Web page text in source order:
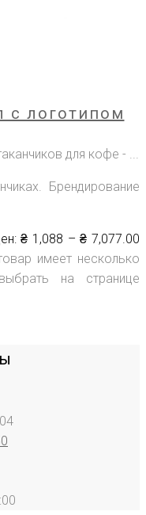
с логотипом
для кофе - ...
Брендирование
₴ 1,088 – ₴ 7,077.00
имеет несколько
на странице